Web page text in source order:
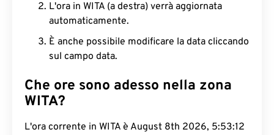
L'ora in WITA (a destra) verrà aggiornata
automaticamente.
È anche possibile modificare la data cliccando
sul campo data.
Che ore sono adesso nella zona
WITA?
L'ora corrente in WITA è August 8th 2026, 5:53:13